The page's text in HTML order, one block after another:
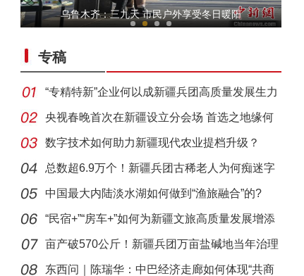
新疆首家一站式出口汽车综合服务项目在喀什
乌鲁木齐：三九天 市民户外享受冬日暖阳
专稿
“专精特新”企业何以成新疆兵团高质量发展生力
军
央视春晚首次在新疆设立分会场 首选之地缘何
花落喀
数字技术如何助力新疆现代农业提档升级？
总数超6.9万个！新疆兵团古稀老人为何痴迷字
谜创作
中国最大内陆淡水湖如何做到“渔旅融合”的?
“民宿+”“房车+”如何为新疆文旅高质量发展增添
亩产破570公斤！新疆兵团万亩盐碱地当年治理
当年高
东西问｜陈瑞华：中巴经济走廊如何体现“共商